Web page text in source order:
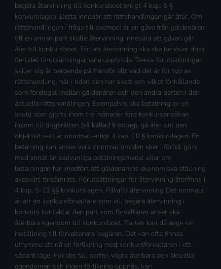
begära återvinning till konkursboet enligt 4 kap. 5 §
konkurslagen. Detta innebär att rättshandlingen går åter. Om
rättshandlingen i fråga till exempel är en gåva från gäldenären
till en annan part skulle återvinning innebära att gåvan går
åter till konkursboet. För att återvinning ska ske behöver dock
flertalet förutsättningar vara uppfyllda. Dessa förutsättningar
skiljer sig åt beroende på framför allt vad det är för typ av
rättshandling, när i tiden den har skett och vilket förhållande
som förelegat mellan gäldenären och den andra parten i den
aktuella rättshandlingen. Exempelvis ska betalning av en
skuld som gjorts inom tre månader före konkursansökan
inkom till tingsrätten (så kallad fristdag), gå åter om den
objektivt sett är onormal enligt 4 kap. 10 § konkurslagen. En
betalning kan anses vara onormal om den sker i förtid, görs
med annat än sedvanliga betalningsmedel eller om
betalningen har medfört att gäldenärens ekonomiska ställning
avsevärt försämrats. Förutsättningar för återvinning återfinns i
4 kap. 5-13 §§ konkurslagen. Påkalla återvinning Det normala
är att en konkursförvaltare som vill begära återvinning i
konkurs kontaktar den part som förvaltaren anser ska
återbära egendom till konkursboet. Parten kan då avge sin
inställning till förvaltarens begäran. Det kan ofta finnas
utrymme att nå en förlikning med konkursförvaltaren i ett
sådant läge. För det fall parten vägra återbära den aktuella
egendomen och ingen förlikning uppnås, kan